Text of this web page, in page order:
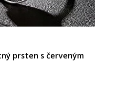
prsten s červeným